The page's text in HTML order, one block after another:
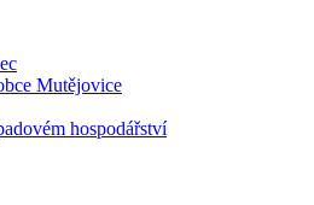
Mutějovice
hospodářství